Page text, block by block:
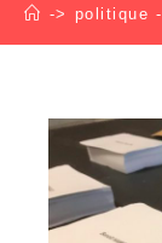
-> politique